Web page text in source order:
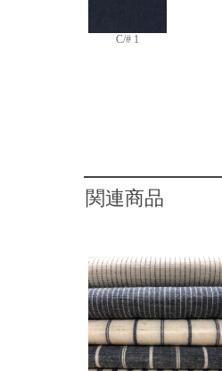
C/# 1
関連商品